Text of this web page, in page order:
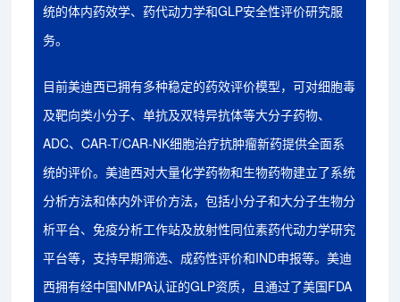
统的体内药效学、药代动力学和GLP安全性评价研究服
务。
目前美迪西已拥有多种稳定的药效评价模型，可对细胞毒
及靶向类小分子、单抗及双特异抗体等大分子药物、
ADC、CAR-T/CAR-NK细胞治疗抗肿瘤新药提供全面系
统的评价。美迪西对大量化学药物和生物药物建立了系统
分析方法和体内外评价方法，包括小分子和大分子生物分
析平台、免疫分析工作站及放射性同位素药代动力学研究
平台等，支持早期筛选、成药性评价和IND申报等。美迪
西拥有经中国NMPA认证的GLP资质，且通过了美国FDA